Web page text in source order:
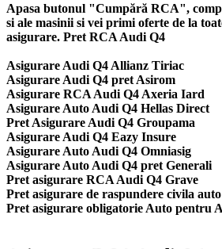
Apasa butonul "Cumpără RCA",
si ale masinii si vei primi oferte de la
asigurare. Pret RCA Audi Q4
Asigurare Audi Q4 Allianz Tiriac
Asigurare Audi Q4 pret Asirom
Asigurare RCA Audi Q4 Axeria Iard
Asigurare Auto Audi Q4 Hellas Direct
Pret Asigurare Audi Q4 Groupama
Asigurare Audi Q4 Eazy Insure
Asigurare Auto Audi Q4 Omniasig
Asigurare Auto Audi Q4 pret Generali
Pret asigurare RCA Audi Q4 Grave
Pret asigurare de raspundere civila
Pret asigurare obligatorie Auto pentru